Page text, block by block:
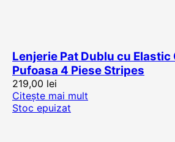
Lenjerie Pat Dublu cu Elastic
Pufoasa 4 Piese Stripes
219,00 lei
Citește mai mult
Stoc epuizat